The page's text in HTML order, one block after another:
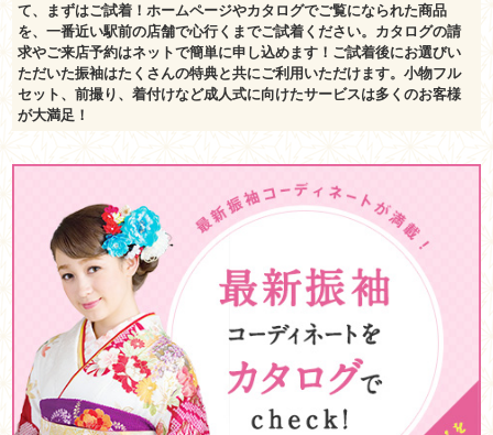
て、まずはご試着！ホームページやカタログでご覧になられた商品
を、一番近い駅前の店舗で心行くまでご試着ください。カタログの請
求やご来店予約はネットで簡単に申し込めます！ご試着後にお選びい
ただいた振袖はたくさんの特典と共にご利用いただけます。小物フル
セット、前撮り、着付けなど成人式に向けたサービスは多くのお客様
が大満足！